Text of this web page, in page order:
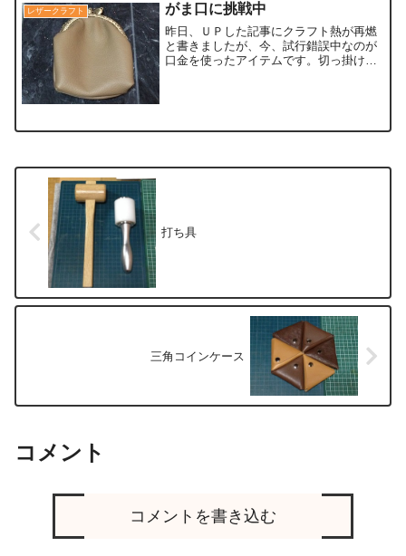
レザークラフト がま口に挑戦中
昨日、ＵＰした記事にクラフト熱が再燃
と書きましたが、今、試行錯誤中なのが
口金を使ったアイテムです。切っ掛け
打ち具
三角コインケース
コメント
コメントを書き込む